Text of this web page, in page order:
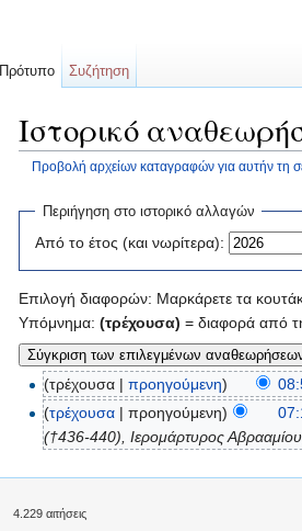
Ιστορικό
Προβολή αρχείων καταγραφών για αυτήν τη
Περιήγηση στο ιστορικό αλλαγών
Από το έτος (και νωρίτερα):
Επιλογή διαφορών: Μαρκάρετε τα
Υπόμνημα: (τρέχουσα) = διαφορά από
(τρέχουσα |προηγούμενη)
(τρέχουσα | προηγούμενη)
(†436-440), Ιερομάρτυρος
Πρότυπο Συζήτηση
4.229 αιτήσεις